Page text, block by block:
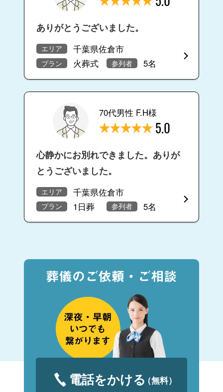
ありがとうございました。
エリア 千葉県佐倉市
プラン 火葬式 参列者 5名
70代男性 F.H様
5.0
心静かにお別れできました。ありが
とうございました。
エリア 千葉県佐倉市
プラン 1日葬 参列者 5名
電話をかける（無料）